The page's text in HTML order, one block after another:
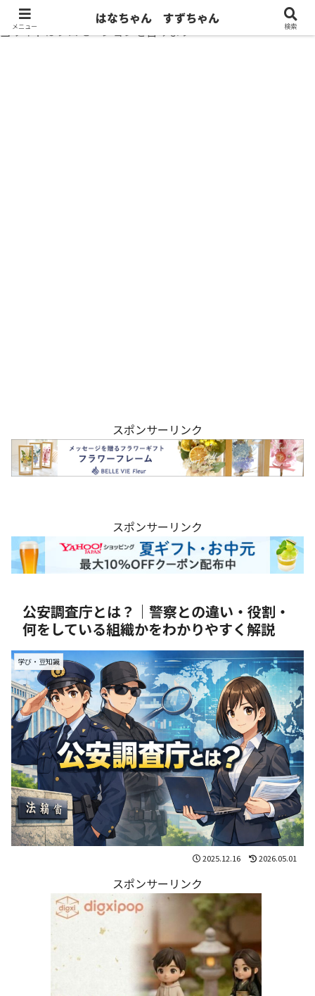
当サイトはプロモーションを含みます
スポンサーリンク
スポンサーリンク
公安調査庁とは？｜警察との違い・役割・
何をしている組織かをわかりやすく解説
学び・豆知識
2025.12.16 2026.05.01
スポンサーリンク
メニュー
はなちゃん すずちゃん
検索